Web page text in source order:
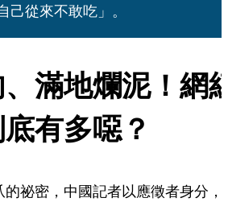
己從來不敢吃」。
滿地爛泥！網
有多噁？
祕密，中國記者以應徵者身分，